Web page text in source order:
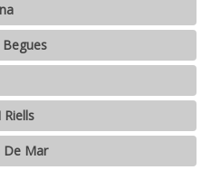
Riells
De Mar